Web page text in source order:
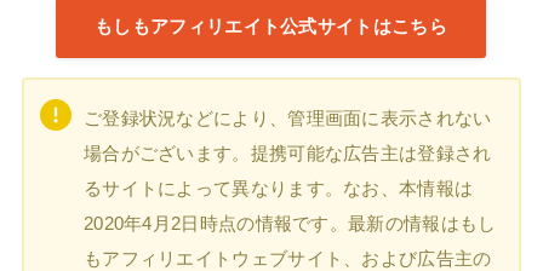
もしもアフィリエイト公式サイトはこちら
ご登録状況などにより、管理画面に表示されない
場合がございます。提携可能な広告主は登録され
るサイトによって異なります。なお、本情報は
2020年4月2日時点の情報です。最新の情報はもし
もアフィリエイトウェブサイト、および広告主の